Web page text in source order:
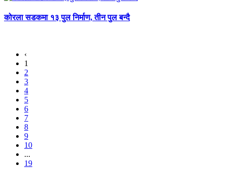
कोरला सडकमा १३ पुल निर्माण, तीन पुल बन्दै
‹
1
2
3
4
5
6
7
8
9
10
...
19